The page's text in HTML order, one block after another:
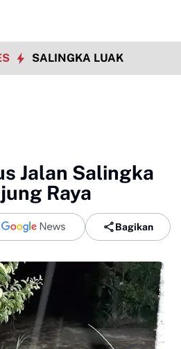
SALINGKA LUAK
Jalan Salingka
Raya
Bagikan